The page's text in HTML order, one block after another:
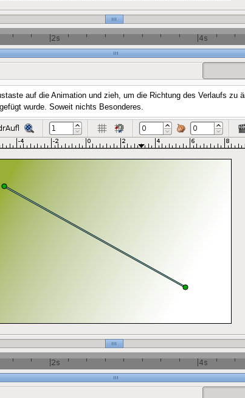
auf die Animation und zieh, um die Richtung des Verlaufs zu
wurde. Soweit nichts Besonderes.